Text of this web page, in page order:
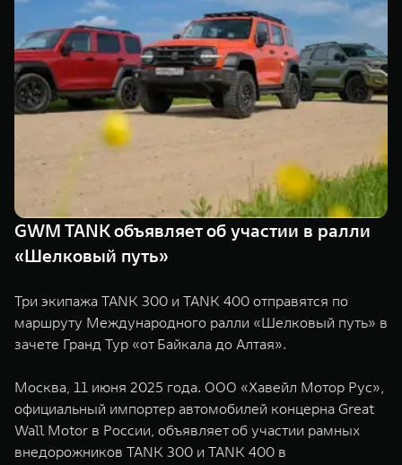
Веди за собой
от 6 499 000 ₽
TANK 700
Сила
от 10 199
WEY 07
Расширяя границы комфорта
от 6 149 000 ₽
WEY 05
Эстетика
TANK Финансы
Корпоративным клиентам
TANK ФИНАНСЫ
TANK Кредит
TANK Лизинг
TANK Страхование
Сервис
Специальные предложения
Моторные масла
ЦИФРОВЫЕ СЕРВИСЫ TANK
Цифровые сервисы TANK
Подписки
GWM TANK объявляет об участии в ралли
«Шелковый путь»
Три экипажа TANK 300 и TANK 400 отправятся по
маршруту Международного ралли «Шелковый путь» в
зачете Гранд Тур «от Байкала до Алтая».
Москва, 11 июня 2025 года. ООО «Хавейл Мотор Рус»,
официальный импортер автомобилей концерна Great
Wall Motor в России, объявляет об участии рамных
внедорожников TANK 300 и TANK 400 в